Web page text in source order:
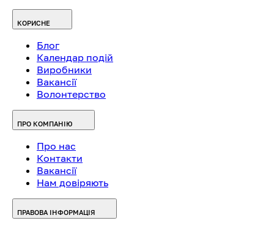
КОРИСНЕ
Блог
Календар подій
Виробники
Вакансії
Волонтерство
ПРО КОМПАНІЮ
Про нас
Контакти
Вакансії
Нам довіряють
ПРАВОВА ІНФОРМАЦІЯ